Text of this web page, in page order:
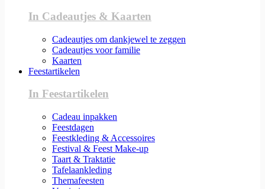
In Cadeautjes & Kaarten
Cadeautjes om dankjewel te zeggen
Cadeautjes voor familie
Kaarten
Feestartikelen
In Feestartikelen
Cadeau inpakken
Feestdagen
Feestkleding & Accessoires
Festival & Feest Make-up
Taart & Traktatie
Tafelaankleding
Themafeesten